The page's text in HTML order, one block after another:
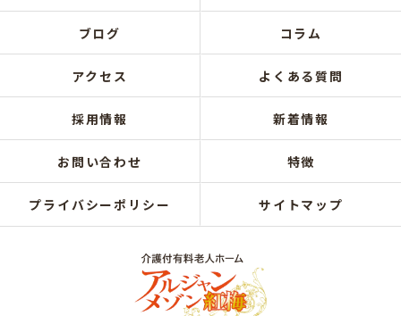
ブログ コラム
アクセス よくある質問
採用情報 新着情報
お問い合わせ 特徴
プライバシーポリシー サイトマップ